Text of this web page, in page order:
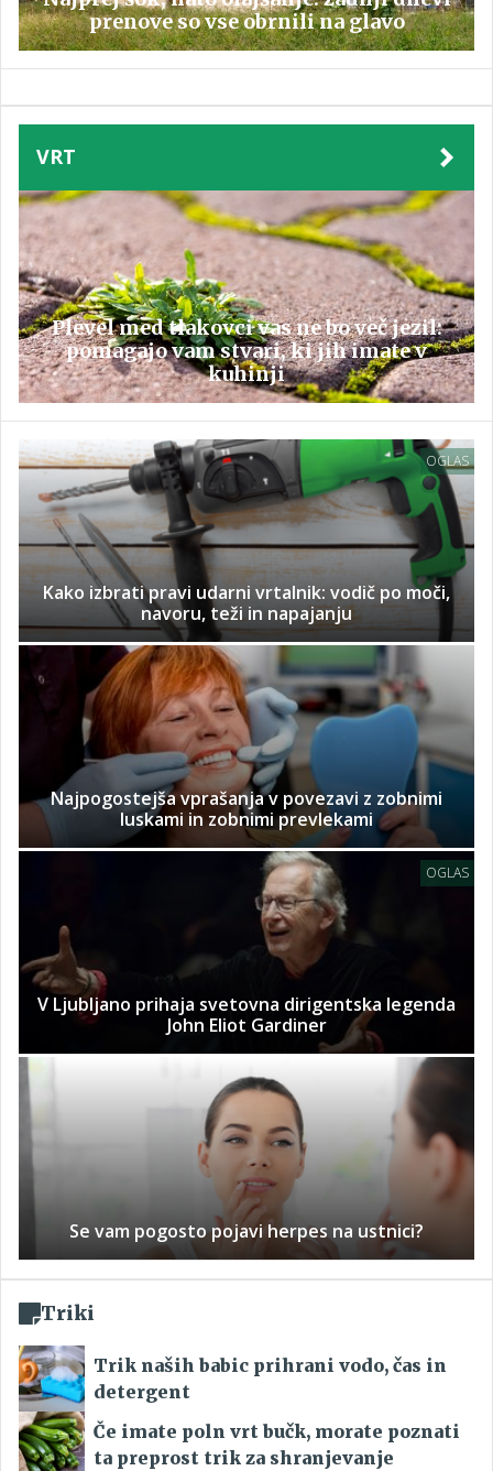
prenove so vse obrnili na glavo
VRT
Plevel med tlakovci vas ne bo več jezil:
pomagajo vam stvari, ki jih imate v
kuhinji
OGLAS
Kako izbrati pravi udarni vrtalnik: vodič po moči,
navoru, teži in napajanju
Najpogostejša vprašanja v povezavi z zobnimi
luskami in zobnimi prevlekami
OGLAS
V Ljubljano prihaja svetovna dirigentska legenda
John Eliot Gardiner
Se vam pogosto pojavi herpes na ustnici?
Triki
Trik naših babic prihrani vodo, čas in
detergent
Če imate poln vrt bučk, morate poznati
ta preprost trik za shranjevanje